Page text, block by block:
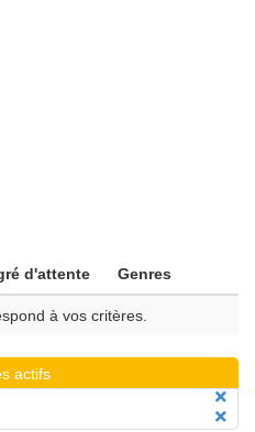
d'attente Genres
à vos critères.
actifs